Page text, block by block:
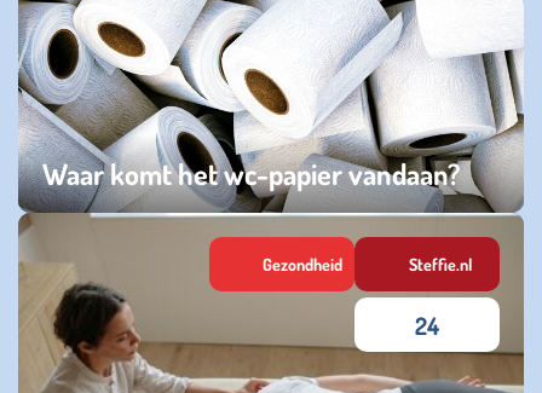
Waar komt het wc-papier vandaan?
zondag 17 mei 2026
Gezondheid Steffie.nl
24